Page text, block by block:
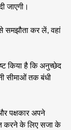
जाएगी।
समझौता कर लें, वहां
किया है कि अनुच्छेद
सीमाओं तक बंधी
पक्षकार अपने
करने के लिए सजा के